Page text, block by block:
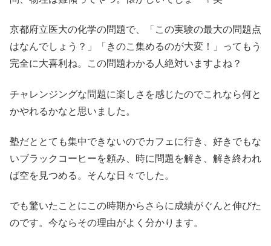
京都府立医大の化学の問題で、「この実験の最大の問題点
はなんでしょう？」「きのこ集めるのが大変！」ってもう
完全に大喜利ね。この問題わかる人絶対いますよね？
チャレンジングな問題に楽しさを感じたのでこれなら何と
かやれるかなと思いました。
塾だととても集中できないのでカフェに行き、好きでもな
いブラックコーヒーを頼み、時に問題を解き、解き終われ
ば空を見つめる。そんな日々でした。
でも驚いたことにこの時期からさらに成績がぐんと伸びた
のです。今ならその理由がよく分かります。